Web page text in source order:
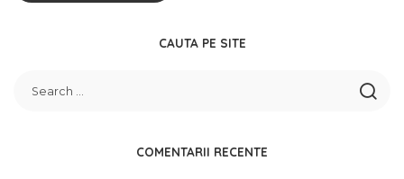
CAUTA PE SITE
COMENTARII RECENTE